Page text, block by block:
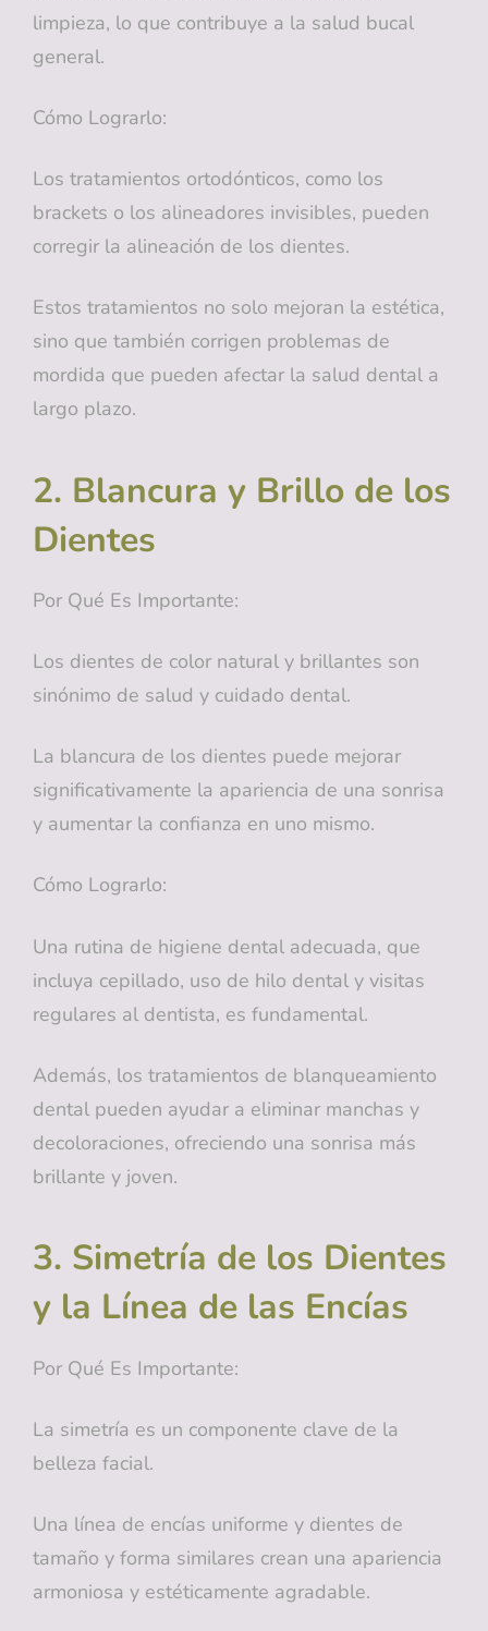
limpieza, lo que contribuye a la salud bucal
general.
Cómo Lograrlo:
Los tratamientos ortodónticos, como los
brackets o los alineadores invisibles, pueden
corregir la alineación de los dientes.
Estos tratamientos no solo mejoran la estética,
sino que también corrigen problemas de
mordida que pueden afectar la salud dental a
largo plazo.
2. Blancura y Brillo de los
Dientes
Por Qué Es Importante:
Los dientes de color natural y brillantes son
sinónimo de salud y cuidado dental.
La blancura de los dientes puede mejorar
significativamente la apariencia de una sonrisa
y aumentar la confianza en uno mismo.
Cómo Lograrlo:
Una rutina de higiene dental adecuada, que
incluya cepillado, uso de hilo dental y visitas
regulares al dentista, es fundamental.
Además, los tratamientos de blanqueamiento
dental pueden ayudar a eliminar manchas y
decoloraciones, ofreciendo una sonrisa más
brillante y joven.
3. Simetría de los Dientes
y la Línea de las Encías
Por Qué Es Importante:
La simetría es un componente clave de la
belleza facial.
Una línea de encías uniforme y dientes de
tamaño y forma similares crean una apariencia
armoniosa y estéticamente agradable.